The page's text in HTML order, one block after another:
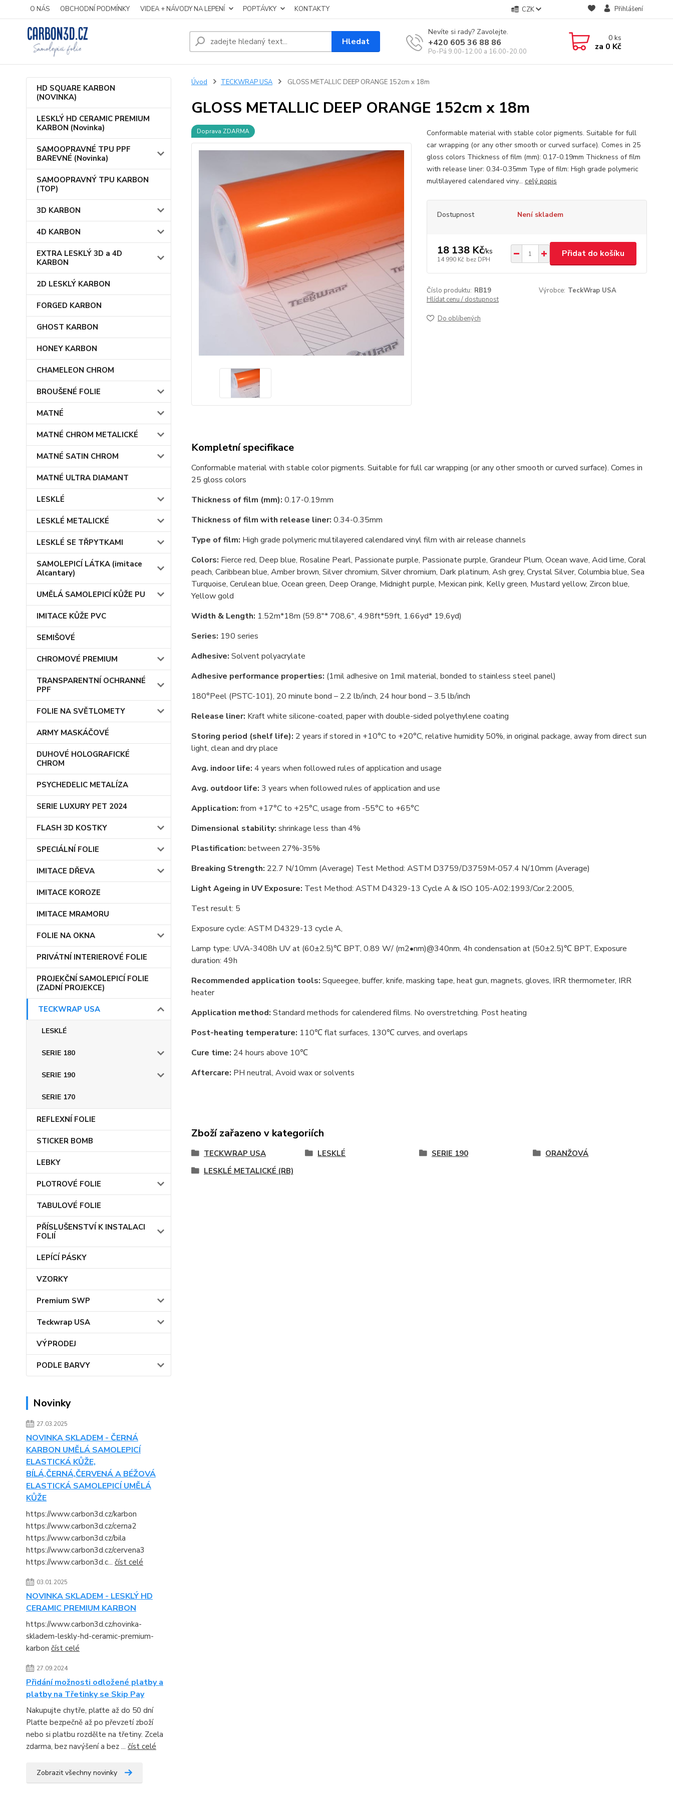
O NÁS OBCHODNÍ PODMÍNKY VIDEA + NÁVODY NA LEPENÍ POPTÁVKY KONTAKTY CZK Přihlášení
Hledat
Nevíte si rady? Zavolejte.
+420 605 36 88 86
Po-Pá 9.00-12.00 a 16.00-20.00
0ks
za 0 Kč
HD SQUARE KARBON
(NOVINKA)
LESKLÝ HD CERAMIC PREMIUM
KARBON (Novinka)
SAMOOPRAVNÉ TPU PPF
BAREVNÉ (Novinka)
SAMOOPRAVNÝ TPU KARBON
(TOP)
3D KARBON
4D KARBON
EXTRA LESKLÝ 3D a 4D
KARBON
2D LESKLÝ KARBON
FORGED KARBON
GHOST KARBON
HONEY KARBON
CHAMELEON CHROM
BROUŠENÉ FOLIE
MATNÉ
MATNÉ CHROM METALICKÉ
MATNÉ SATIN CHROM
MATNÉ ULTRA DIAMANT
LESKLÉ
LESKLÉ METALICKÉ
LESKLÉ SE TŘPYTKAMI
SAMOLEPICÍ LÁTKA (imitace
Alcantary)
UMĚLÁ SAMOLEPICÍ KŮŽE PU
IMITACE KŮŽE PVC
SEMIŠOVÉ
CHROMOVÉ PREMIUM
TRANSPARENTNÍ OCHRANNÉ
PPF
FOLIE NA SVĚTLOMETY
ARMY MASKÁČOVÉ
DUHOVÉ HOLOGRAFICKÉ
CHROM
PSYCHEDELIC METALÍZA
SERIE LUXURY PET 2024
FLASH 3D KOSTKY
SPECIÁLNÍ FOLIE
IMITACE DŘEVA
IMITACE KOROZE
IMITACE MRAMORU
FOLIE NA OKNA
PRIVÁTNÍ INTERIEROVÉ FOLIE
PROJEKČNÍ SAMOLEPICÍ FOLIE
(ZADNÍ PROJEKCE)
TECKWRAP USA
LESKLÉ
SERIE 180
SERIE 190
SERIE 170
REFLEXNÍ FOLIE
STICKER BOMB
LEBKY
PLOTROVÉ FOLIE
TABULOVÉ FOLIE
PŘÍSLUŠENSTVÍ K INSTALACI
FOLIÍ
LEPÍCÍ PÁSKY
VZORKY
Premium SWP
Teckwrap USA
VÝPRODEJ
PODLE BARVY
Novinky
27.03.2025
NOVINKA SKLADEM - ČERNÁ
KARBON UMĚLÁ SAMOLEPICÍ
ELASTICKÁ KŮŽE,
BÍLÁ,ČERNÁ,ČERVENÁ A BÉŽOVÁ
ELASTICKÁ SAMOLEPICÍ UMĚLÁ
KŮŽE
https://www.carbon3d.cz/karbon
https://www.carbon3d.cz/cerna2
https://www.carbon3d.cz/bila
https://www.carbon3d.cz/cervena3
https://www.carbon3d.c... číst celé
03.01.2025
NOVINKA SKLADEM - LESKLÝ HD
CERAMIC PREMIUM KARBON
https://www.carbon3d.cz/novinka-
skladem-leskly-hd-ceramic-premium-
karbon číst celé
27.09.2024
Přidání možnosti odložené platby a
platby na Třetinky se Skip Pay
Nakupujte chytře, plaťte až do 50 dní
Plaťte bezpečně až po převzetí zboží
nebo si platbu rozdělte na třetiny. Zcela
zdarma, bez navýšení a bez ... číst celé
Zobrazit všechny novinky
Úvod TECKWRAP USA GLOSS METALLIC DEEP ORANGE 152cm x 18m
GLOSS METALLIC DEEP ORANGE 152cm x 18m
Doprava ZDARMA
Conformable material with stable color pigments. Suitable for full
car wrapping (or any other smooth or curved surface). Comes in 25
gloss colors Thickness of film (mm): 0.17-0.19mm Thickness of film
with release liner: 0.34-0.35mm Type of film: High grade polymeric
multilayered calendared viny... celý popis
Dostupnost Není skladem
18 138 Kč/ks
14 990 Kč bez DPH
Přidat do košíku
Číslo produktu: RB19 Výrobce: TeckWrap USA
Hlídat cenu / dostupnost
Do oblíbených
Kompletní specifikace
Conformable material with stable color pigments. Suitable for full car wrapping (or any other smooth or curved surface). Comes in
25 gloss colors
Thickness of film (mm): 0.17-0.19mm
Thickness of film with release liner: 0.34-0.35mm
Type of film: High grade polymeric multilayered calendared vinyl film with air release channels
Colors: Fierce red, Deep blue, Rosaline Pearl, Passionate purple, Passionate purple, Grandeur Plum, Ocean wave, Acid lime, Coral
peach, Caribbean blue, Amber brown, Silver chromium, Silver chromium, Dark platinum, Ash grey, Crystal Silver, Columbia blue, Sea
Turquoise, Cerulean blue, Ocean green, Deep Orange, Midnight purple, Mexican pink, Kelly green, Mustard yellow, Zircon blue,
Yellow gold
Width & Length: 1.52m*18m (59.8"* 708,6", 4.98ft*59ft, 1.66yd* 19,6yd)
Series: 190 series
Adhesive: Solvent polyacrylate
Adhesive performance properties: (1mil adhesive on 1mil material, bonded to stainless steel panel)
180°Peel (PSTC-101), 20 minute bond – 2.2 lb/inch, 24 hour bond – 3.5 lb/inch
Release liner: Kraft white silicone-coated, paper with double-sided polyethylene coating
Storing period (shelf life): 2 years if stored in +10°С to +20°С, relative humidity 50%, in original package, away from direct sun
light, clean and dry place
Avg. indoor life: 4 years when followed rules of application and usage
Avg. outdoor life: 3 years when followed rules of application and use
Application: from +17°С to +25°С, usage from -55°С to +65°С
Dimensional stability: shrinkage less than 4%
Plastification: between 27%-35%
Breaking Strength: 22.7 N/10mm (Average) Test Method: ASTM D3759/D3759M-057.4 N/10mm (Average)
Light Ageing in UV Exposure: Test Method: ASTM D4329-13 Cycle A & ISO 105-A02:1993/Cor.2:2005,
Test result: 5
Exposure cycle: ASTM D4329-13 cycle A,
Lamp type: UVA-3408h UV at (60±2.5)℃ BPT, 0.89 W/ (m2•nm)@340nm, 4h condensation at (50±2.5)℃ BPT, Exposure
duration: 49h
Recommended application tools: Squeegee, buffer, knife, masking tape, heat gun, magnets, gloves, IRR thermometer, IRR
heater
Application method: Standard methods for calendered films. No overstretching. Post heating
Post-heating temperature: 110℃ flat surfaces, 130℃ curves, and overlaps
Cure time: 24 hours above 10℃
Aftercare: PH neutral, Avoid wax or solvents
Zboží zařazeno v kategoriích
TECKWRAP USA LESKLÉ SERIE 190
ORANŽOVÁ
LESKLÉ METALICKÉ (RB)